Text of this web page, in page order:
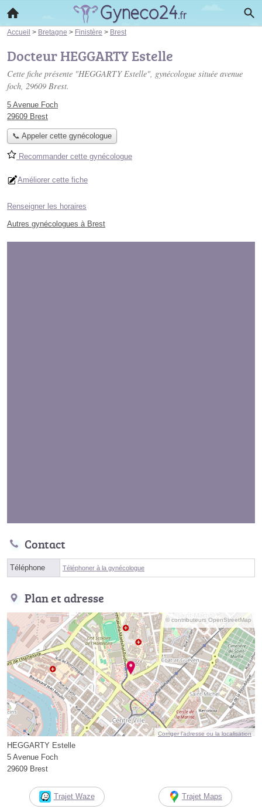
Accueil > Bretagne > Finistère > Brest
Docteur HEGGARTY Estelle
Cette fiche présente "HEGGARTY Estelle", gynécologue située avenue
foch, 29609 Brest.
5 Avenue Foch
29609 Brest
📞 Appeler cette gynécologue
Recommander cette gynécologue
Améliorer cette fiche
Renseigner les horaires
Autres gynécologues à Brest
Contact
Téléphone Téléphoner à la gynécologue
Plan et adresse
© contributeurs OpenStreetMap
Corriger l’adresse ou la localisation
HEGGARTY Estelle
5 Avenue Foch
29609 Brest
Trajet Waze Trajet Maps